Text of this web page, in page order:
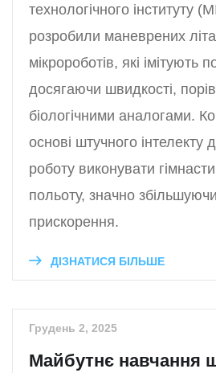
технологічного інституту
розробили маневрених
мікророботів, які імітують
досягаючи швидкості,
біологічними аналогами.
основі штучного інтелекту
роботу виконувати
польоту, значно
прискорення.
ДІЗНАТИСЯ БІЛЬШЕ
Грудень 2, 2025
Майбутнє навчання